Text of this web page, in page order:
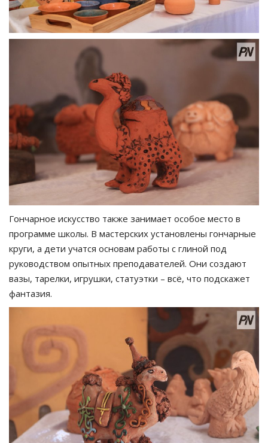
Гончарное искусство также занимает особое место в
программе школы. В мастерских установлены гончарные
круги, а дети учатся основам работы с глиной под
руководством опытных преподавателей. Они создают
вазы, тарелки, игрушки, статуэтки – всё, что подскажет
фантазия.